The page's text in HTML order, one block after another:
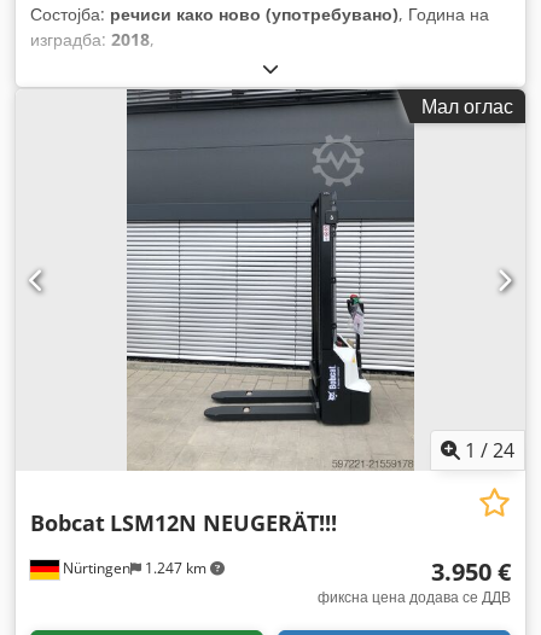
Состојба: речиси како ново (употребувано), Година на
изградба: 2018,
Мал оглас
1 /24
Nürtingen 1.247 km
Bobcat LSM12N NEUGERÄT!!!
3.950 €
фиксна цена додава се ДДВ